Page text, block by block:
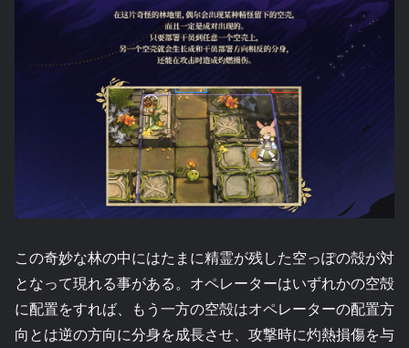
この奇妙な林の中にはたまに精霊が残した空っぽの殻が対
となって現れる事がある。オペレーターはいずれかの空殻
に配置をすれば、もう一方の空殻はオペレーターの配置方
向とは逆の方向に分身を成長させ、攻撃時に灼熱損傷を与